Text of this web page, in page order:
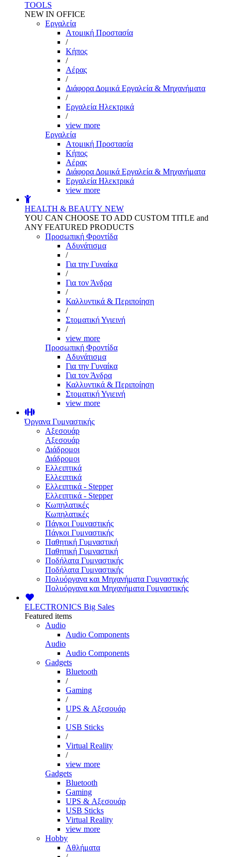
TOOLS
NEW IN OFFICE
Εργαλεία
Aτομική Προστασία
/
Kήπος
/
Αέρας
/
Διάφορα Δομικά Εργαλεία & Μηχανήματα
/
Εργαλεία Ηλεκτρικά
/
view more
Εργαλεία
Aτομική Προστασία
Kήπος
Αέρας
Διάφορα Δομικά Εργαλεία & Μηχανήματα
Εργαλεία Ηλεκτρικά
view more
HEALTH & BEAUTY NEW
YOU CAN CHOOSE TO ADD CUSTOM TITLE and
ANY FEATURED PRODUCTS
Προσωπική Φροντίδα
Αδυνάτισμα
/
Για την Γυναίκα
/
Για τον Άνδρα
/
Καλλυντικά & Περιποίηση
/
Στοματική Υγιεινή
/
view more
Προσωπική Φροντίδα
Αδυνάτισμα
Για την Γυναίκα
Για τον Άνδρα
Καλλυντικά & Περιποίηση
Στοματική Υγιεινή
view more
Όργανα Γυμναστικής
Αξεσουάρ
Αξεσουάρ
Διάδρομοι
Διάδρομοι
Ελλειπτικά
Ελλειπτικά
Ελλειπτικά - Stepper
Ελλειπτικά - Stepper
Κωπηλατικές
Κωπηλατικές
Πάγκοι Γυμναστικής
Πάγκοι Γυμναστικής
Παθητική Γυμναστική
Παθητική Γυμναστική
Ποδήλατα Γυμναστικής
Ποδήλατα Γυμναστικής
Πολυόργανα και Μηχανήματα Γυμναστικής
Πολυόργανα και Μηχανήματα Γυμναστικής
ELECTRONICS Big Sales
Featured items
Audio
Audio Components
Audio
Audio Components
Gadgets
Bluetooth
/
Gaming
/
UPS & Αξεσουάρ
/
USB Sticks
/
Virtual Reality
/
view more
Gadgets
Bluetooth
Gaming
UPS & Αξεσουάρ
USB Sticks
Virtual Reality
view more
Hobby
Αθλήματα